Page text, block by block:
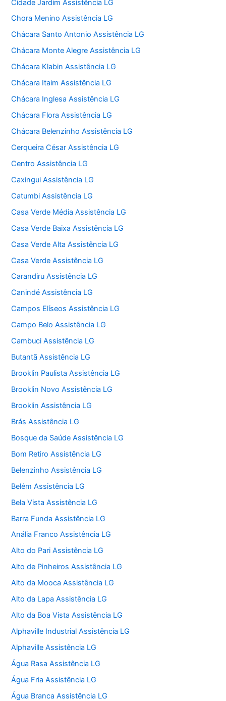
Cidade Jardim Assistência LG
Chora Menino Assistência LG
Chácara Santo Antonio Assistência LG
Chácara Monte Alegre Assistência LG
Chácara Klabin Assistência LG
Chácara Itaim Assistência LG
Chácara Inglesa Assistência LG
Chácara Flora Assistência LG
Chácara Belenzinho Assistência LG
Cerqueira César Assistência LG
Centro Assistência LG
Caxingui Assistência LG
Catumbi Assistência LG
Casa Verde Média Assistência LG
Casa Verde Baixa Assistência LG
Casa Verde Alta Assistência LG
Casa Verde Assistência LG
Carandiru Assistência LG
Canindé Assistência LG
Campos Elíseos Assistência LG
Campo Belo Assistência LG
Cambuci Assistência LG
Butantã Assistência LG
Brooklin Paulista Assistência LG
Brooklin Novo Assistência LG
Brooklin Assistência LG
Brás Assistência LG
Bosque da Saúde Assistência LG
Bom Retiro Assistência LG
Belenzinho Assistência LG
Belém Assistência LG
Bela Vista Assistência LG
Barra Funda Assistência LG
Anália Franco Assistência LG
Alto do Pari Assistência LG
Alto de Pinheiros Assistência LG
Alto da Mooca Assistência LG
Alto da Lapa Assistência LG
Alto da Boa Vista Assistência LG
Alphaville Industrial Assistência LG
Alphaville Assistência LG
Água Rasa Assistência LG
Água Fria Assistência LG
Água Branca Assistência LG